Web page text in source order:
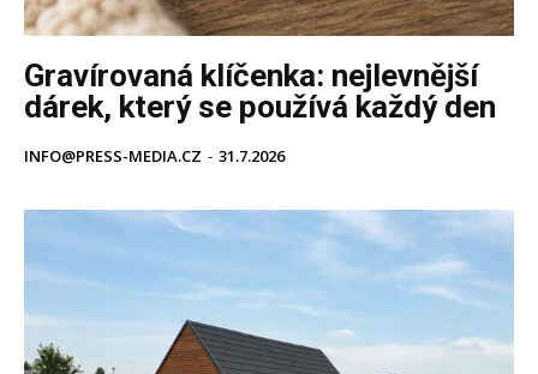
Gravírovaná klíčenka: nejlevnější
dárek, který se používá každý den
INFO@PRESS-MEDIA.CZ - 31.7.2026